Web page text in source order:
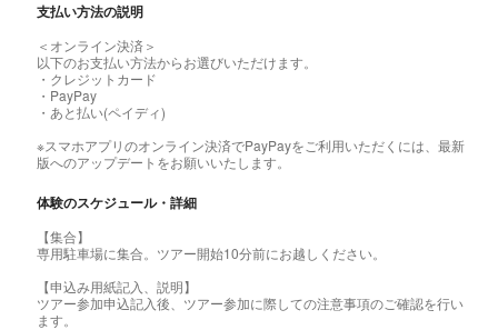
支払い方法の説明
＜オンライン決済＞
以下のお支払い方法からお選びいただけます。
・クレジットカード
・PayPay
・あと払い(ペイディ)
※スマホアプリのオンライン決済でPayPayをご利用いただくには、最新
版へのアップデートをお願いいたします。
体験のスケジュール・詳細
【集合】
専用駐車場に集合。ツアー開始10分前にお越しください。
【申込み用紙記入、説明】
ツアー参加申込記入後、ツアー参加に際しての注意事項のご確認を行い
ます。